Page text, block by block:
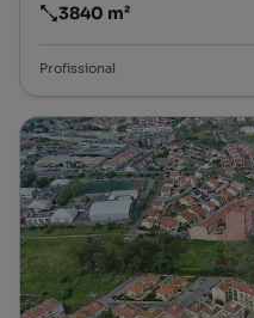
Preço por metro quadrado
3840 m²
Profissional